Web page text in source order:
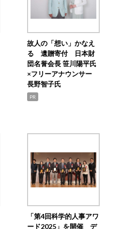
故人の「想い」かなえ
る 遺贈寄付 日本財
団名誉会長 笹川陽平氏
×フリーアナウンサー
長野智子氏
PR
「第4回科学的人事アワ
ード2025」を開催 デ